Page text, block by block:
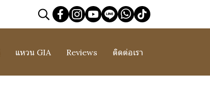
แหวน GIA Reviews ติดต่อเรา